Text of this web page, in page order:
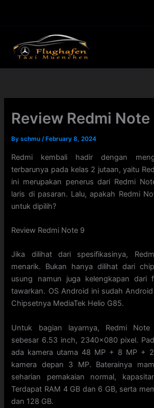
Review Redmi Note
Byschmu/ February 8, 2024
Redmi kembali hadir dengan
terbarunya pada kelas 2 jutaan, yaitu
ini merupakan penerus dari Redmi
laris di pasaran. Lalu, apakah Redmi
untuk dipilih?
Review Redmi Note 9
Jika dilihat dari spesifikasinya,
menarik. Bukan hanya dilihat dari
usung namun juga kelengkapan dari
tawarkan. OS Android ini sudah
Chipsetnya MediaTek Helio G85.
Untuk bagian layarnya, Redmi
sebesar 6.53 inch, 2340×080 pixel.
ada kamera utama 48 MP + 8 MP +
kamera depan 3 MP. Baterainya
seharian pemakaian normal,
Terdapat RAM 4 GB dan 6 GB, serta
dan 128 GB.